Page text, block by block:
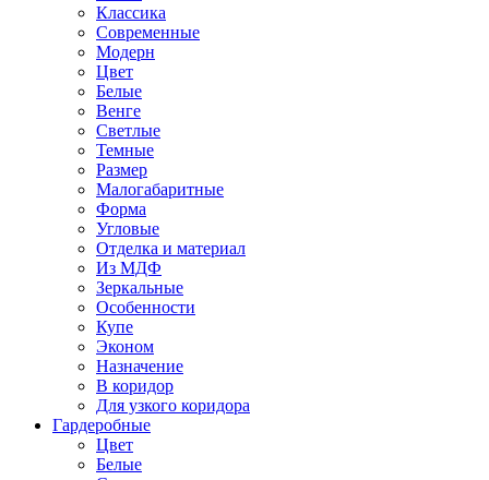
Классика
Современные
Модерн
Цвет
Белые
Венге
Светлые
Темные
Размер
Малогабаритные
Форма
Угловые
Отделка и материал
Из МДФ
Зеркальные
Особенности
Купе
Эконом
Назначение
В коридор
Для узкого коридора
Гардеробные
Цвет
Белые